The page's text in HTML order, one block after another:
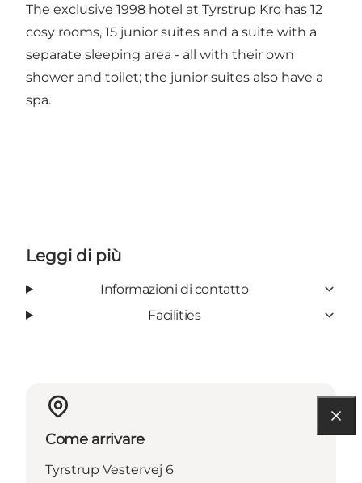
The exclusive 1998 hotel at Tyrstrup Kro has 12
cosy rooms, 15 junior suites and a suite with a
separate sleeping area - all with their own
shower and toilet; the junior suites also have a
spa.
Leggi di più
Informazioni di contatto
Facilities
Come arrivare
Tyrstrup Vestervej 6